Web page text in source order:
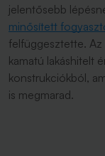
jelentősebb
minősített
felfüggesztette.
kamatú lakáshitelt
konstrukciókból,
is megmarad.